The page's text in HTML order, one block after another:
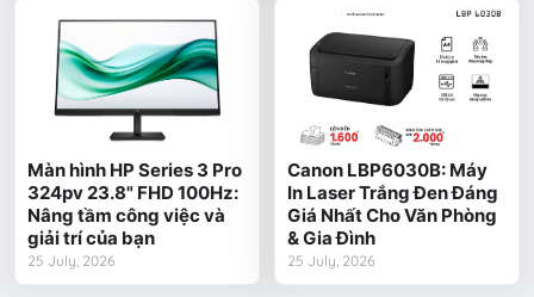
Màn hình HP Series 3 Pro
324pv 23.8" FHD 100Hz:
Nâng tầm công việc và
giải trí của bạn
25 July, 2026
Canon LBP6030B: Máy
In Laser Trắng Đen Đáng
Giá Nhất Cho Văn Phòng
& Gia Đình
25 July, 2026